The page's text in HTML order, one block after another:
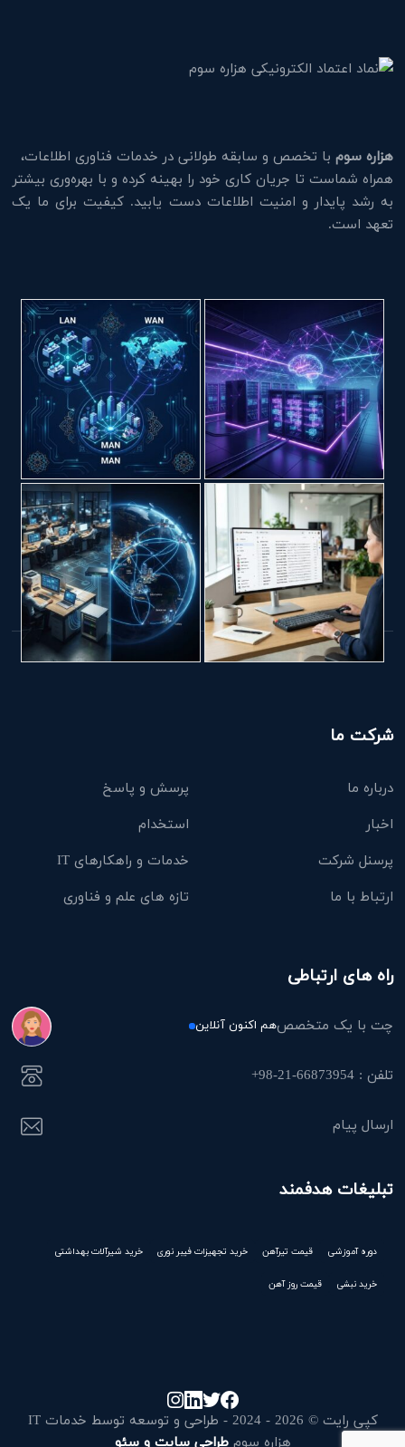
هزاره سوم با تخصص و سابقه طولانی در خدمات فناوری اطلاعات،
همراه شماست تا جریان کاری خود را بهینه کرده و با بهره‌وری بیشتر
به رشد پایدار و امنیت اطلاعات دست یابید. کیفیت برای ما یک
تعهد است.
شرکت ما
درباره ما
پرسش و پاسخ
اخبار
استخدام
پرسنل شرکت
خدمات و راهکارهای IT
ارتباط با ما
تازه های علم و فناوری
راه های ارتباطی
چت با یک متخصصهم اکنون آنلاین
تلفن : 66873954-21-98+
ارسال پیام
تبلیغات هدفمند
دوره آموزشی قیمت تیرآهن خرید تجهیزات فیبر نوری خرید شیرآلات بهداشتی
خرید نبشی قیمت روز آهن
کپی رایت © 2026 - 2024 - طراحی و توسعه توسط خدمات IT
هزاره سومطراحی سایت و سئو